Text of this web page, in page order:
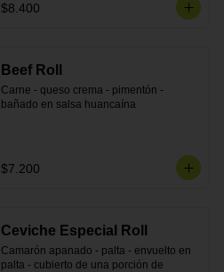
$8.400
Beef Roll
Carne - queso crema - pimentón -
bañado en salsa huancaína
$7.200
Ceviche Especial Roll
Camarón apanado - palta - envuelto en
palta - cubierto de una porción de